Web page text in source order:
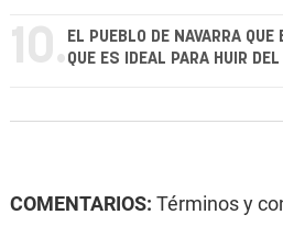
10. EL PUEBLO DE NAVARRA
QUE ES IDEAL PARA HUIR
COMENTARIOS: Términos y